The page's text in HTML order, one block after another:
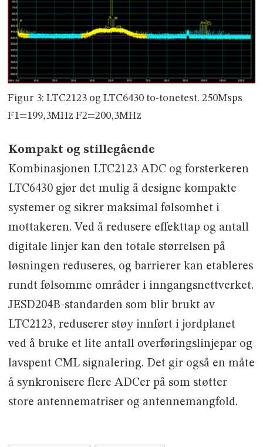
Figur 3: LTC2123 og LTC6430 to-tonetest. 250Msps
F1=199,3MHz F2=200,3MHz
Kompakt og stillegående
Kombinasjonen LTC2123 ADC og forsterkeren
LTC6430 gjør det mulig å designe kompakte
systemer og sikrer maksimal følsomhet i
mottakeren. Ved å redusere effekttap og antall
digitale linjer kan den totale størrelsen på
løsningen reduseres, og barrierer kan etableres
rundt følsomme områder i inngangsnettverket.
JESD204B-standarden som blir brukt av
LTC2123, reduserer støy innført i jordplanet
ved å bruke et lite antall overføringslinjepar og
lavspent CML signalering. Det gir også en måte
å synkronisere flere ADCer på som støtter
store antennematriser og antennemangfold.